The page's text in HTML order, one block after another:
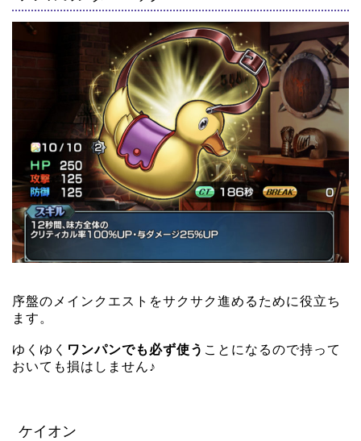
序盤のメインクエストをサクサク進めるために役立ち
ます。
ゆくゆく ワンパンでも必ず使う ことになるので持って
おいても損はしません♪
ケイオン